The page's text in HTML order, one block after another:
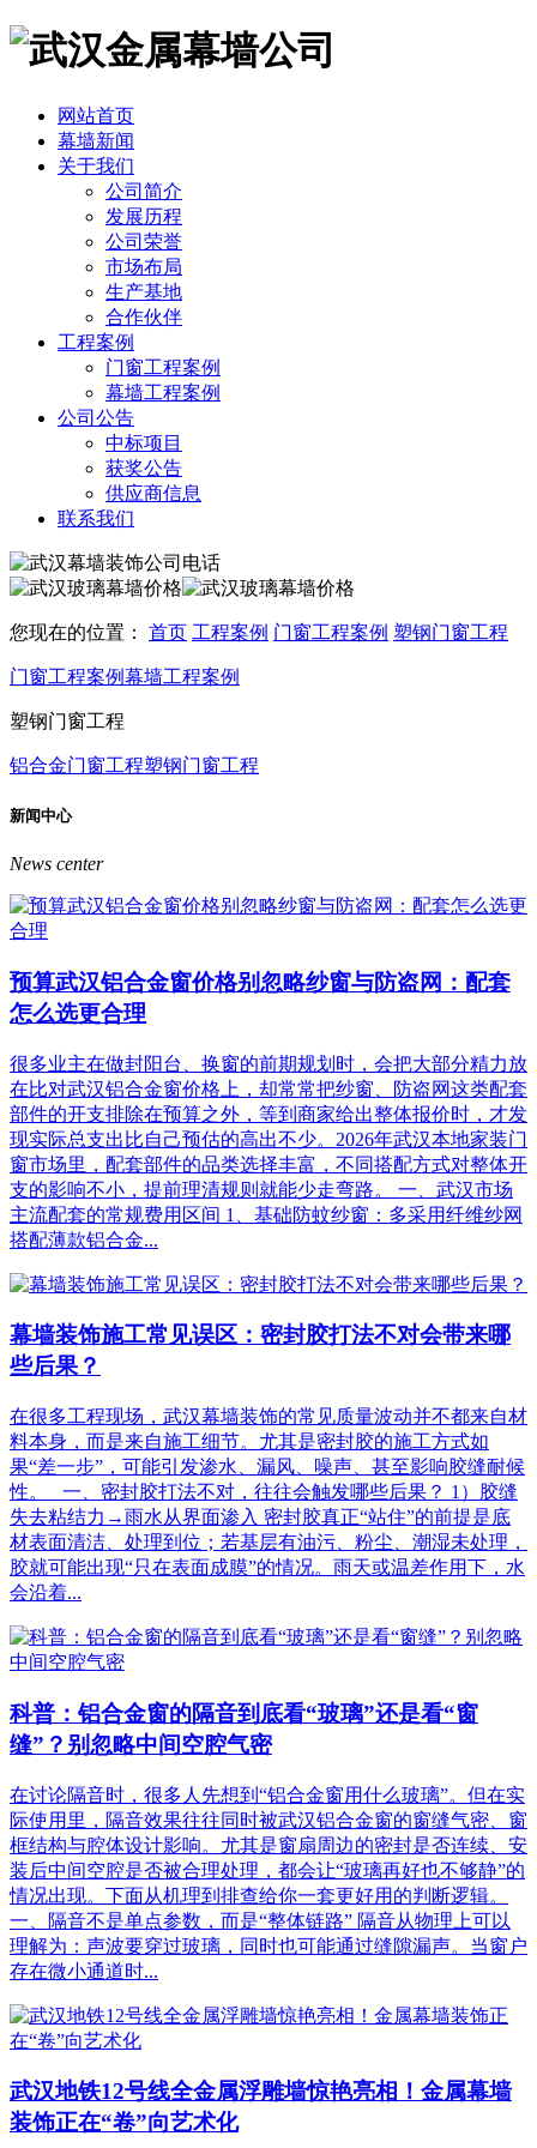
网站首页
幕墙新闻
关于我们
公司简介
发展历程
公司荣誉
市场布局
生产基地
合作伙伴
工程案例
门窗工程案例
幕墙工程案例
公司公告
中标项目
获奖公告
供应商信息
联系我们
您现在的位置： 首页 工程案例 门窗工程案例 塑钢门窗工程
门窗工程案例幕墙工程案例
塑钢门窗工程
铝合金门窗工程塑钢门窗工程
新闻中心
News center
预算武汉铝合金窗价格别忽略纱窗与防盗网：配套
怎么选更合理
很多业主在做封阳台、换窗的前期规划时，会把大部分精力放
在比对武汉铝合金窗价格上，却常常把纱窗、防盗网这类配套
部件的开支排除在预算之外，等到商家给出整体报价时，才发
现实际总支出比自己预估的高出不少。2026年武汉本地家装门
窗市场里，配套部件的品类选择丰富，不同搭配方式对整体开
支的影响不小，提前理清规则就能少走弯路。 一、武汉市场
主流配套的常规费用区间 1、基础防蚊纱窗：多采用纤维纱网
搭配薄款铝合金...
幕墙装饰施工常见误区：密封胶打法不对会带来哪
些后果？
在很多工程现场，武汉幕墙装饰的常见质量波动并不都来自材
料本身，而是来自施工细节。尤其是密封胶的施工方式如
果“差一步”，可能引发渗水、漏风、噪声、甚至影响胶缝耐候
性。 一、密封胶打法不对，往往会触发哪些后果？ 1）胶缝
失去粘结力→雨水从界面渗入 密封胶真正“站住”的前提是底
材表面清洁、处理到位；若基层有油污、粉尘、潮湿未处理，
胶就可能出现“只在表面成膜”的情况。雨天或温差作用下，水
会沿着...
科普：铝合金窗的隔音到底看“玻璃”还是看“窗
缝”？别忽略中间空腔气密
在讨论隔音时，很多人先想到“铝合金窗用什么玻璃”。但在实
际使用里，隔音效果往往同时被武汉铝合金窗的窗缝气密、窗
框结构与腔体设计影响。尤其是窗扇周边的密封是否连续、安
装后中间空腔是否被合理处理，都会让“玻璃再好也不够静”的
情况出现。下面从机理到排查给你一套更好用的判断逻辑。
一、隔音不是单点参数，而是“整体链路” 隔音从物理上可以
理解为：声波要穿过玻璃，同时也可能通过缝隙漏声。当窗户
存在微小通道时...
武汉地铁12号线全金属浮雕墙惊艳亮相！金属幕墙
装饰正在“卷”向艺术化